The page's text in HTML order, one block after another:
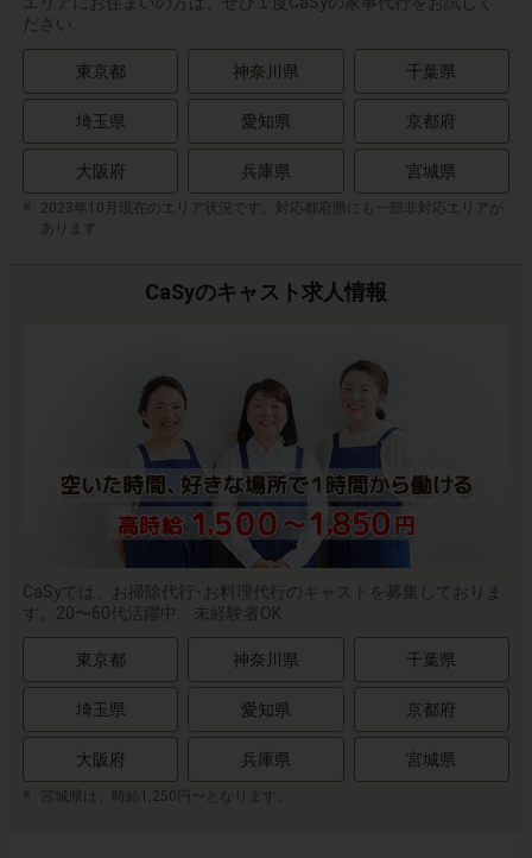
ださい。
東京都 神奈川県 千葉県
埼玉県 愛知県 京都府
大阪府 兵庫県 宮城県
2023年10月現在のエリア状況です。対応都府県にも一部非対応エリアが
あります
CaSyのキャスト求人情報
CaSyでは、お掃除代行･お料理代行のキャストを募集しておりま
す。20〜60代活躍中。未経験者OK
東京都 神奈川県 千葉県
埼玉県 愛知県 京都府
大阪府 兵庫県 宮城県
宮城県は、時給1,250円〜となります。